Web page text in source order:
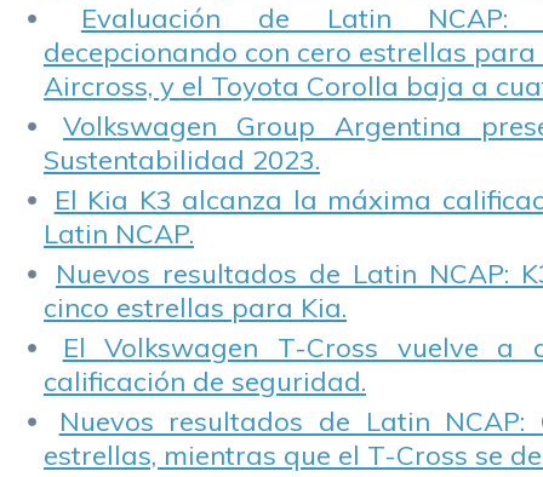
Evaluación de Latin NCAP:
decepcionando con cero estrellas para
Aircross, y el Toyota Corolla baja a
Volkswagen Group Argentina
Sustentabilidad 2023.
El Kia K3 alcanza la máxima
Latin NCAP.
Nuevos resultados de Latin NCAP:
cinco estrellas para Kia.
El Volkswagen T-Cross vuelve a
calificación de seguridad.
Nuevos resultados de Latin NCAP:
estrellas, mientras que el T-Cross se